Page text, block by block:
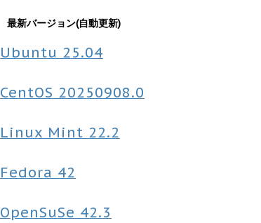
最新バージョン(自動更新)
Ubuntu 25.04
CentOS 20250908.0
Linux Mint 22.2
Fedora 42
OpenSuSe 42.3